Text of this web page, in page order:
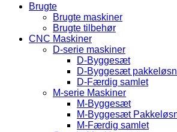
Brugte
Brugte maskiner
Brugte tilbehør
CNC Maskiner
D-serie maskiner
D-Byggesæt
D-Byggesæt
D-Færdig samlet
M-serie Maskiner
M-Byggesæt
M-Byggesæt
M-Færdig samlet